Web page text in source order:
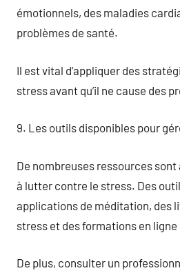
émotionnels, des maladies
problèmes de santé.
Il est vital d’appliquer des
stress avant qu’il ne cause des
9. Les outils disponibles pour
De nombreuses ressources
à lutter contre le stress. Des
applications de méditation, des
stress et des formations en
De plus, consulter un